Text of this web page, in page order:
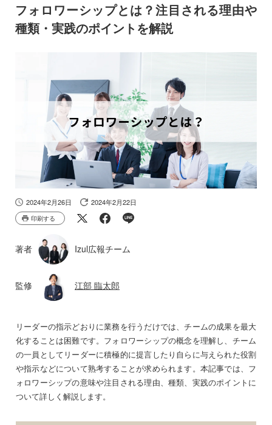
フォロワーシップとは？注目される理由や
種類・実践のポイントを解説
2024年2月26日 2024年2月22日
印刷する
著者 Izul広報チーム
監修 江部 臨太郎
リーダーの指示どおりに業務を行うだけでは、チームの成果を最大
化することは困難です。フォロワーシップの概念を理解し、チーム
の一員としてリーダーに積極的に提言したり自らに与えられた役割
や指示などについて熟考することが求められます。本記事では、フ
ォロワーシップの意味や注目される理由、種類、実践のポイントに
ついて詳しく解説します。